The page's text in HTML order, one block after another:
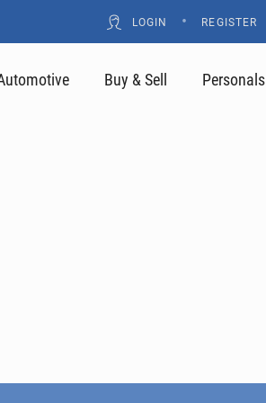
LOGIN • REGISTER
Buy & Sell Personals